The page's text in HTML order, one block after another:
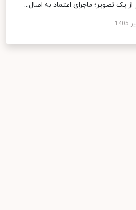
از یک تصویر؛ ماجرای اعتماد به اصال...